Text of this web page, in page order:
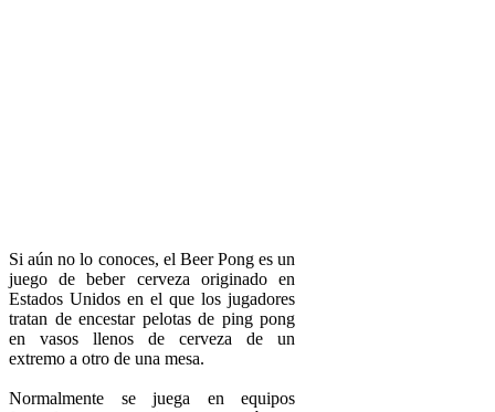
Si aún no lo conoces, el Beer Pong es un
juego de beber cerveza originado en
Estados Unidos en el que los jugadores
tratan de encestar pelotas de ping pong
en vasos llenos de cerveza de un
extremo a otro de una mesa.
Normalmente se juega en equipos